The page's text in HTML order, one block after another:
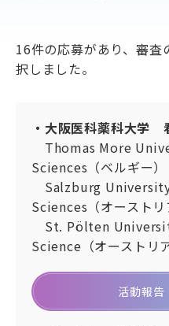
アクセス
リンク
会員専
16件の応募があり、審
択しました。
・大阪医科薬科大学
Thomas More
Sciences（ベルギー）
Salzburg
Sciences（オーストリ
St. Pölten
Science（オーストリア
活動報告